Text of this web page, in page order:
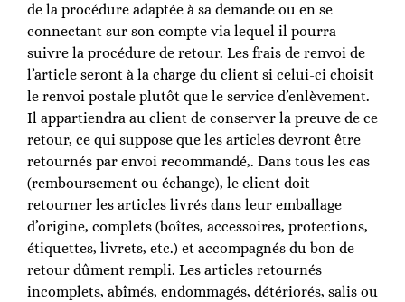
de la procédure adaptée à sa demande ou en se
connectant sur son compte via lequel il pourra
suivre la procédure de retour. Les frais de renvoi de
l’article seront à la charge du client si celui-ci choisit
le renvoi postale plutôt que le service d’enlèvement.
Il appartiendra au client de conserver la preuve de ce
retour, ce qui suppose que les articles devront être
retournés par envoi recommandé,. Dans tous les cas
(remboursement ou échange), le client doit
retourner les articles livrés dans leur emballage
d’origine, complets (boîtes, accessoires, protections,
étiquettes, livrets, etc.) et accompagnés du bon de
retour dûment rempli. Les articles retournés
incomplets, abîmés, endommagés, détériorés, salis ou